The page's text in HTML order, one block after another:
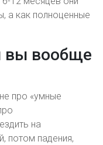
а как полноценные
вы вообще
про «умные
на
потом падения,